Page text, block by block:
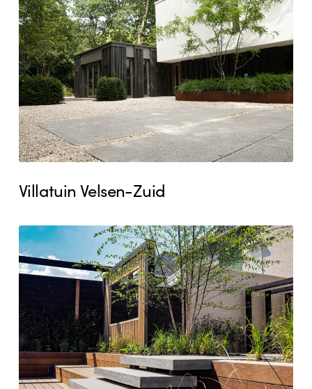
Velsen-
Zuid
Villatuin Velsen-Zuid
Stadstuin
Assendelft